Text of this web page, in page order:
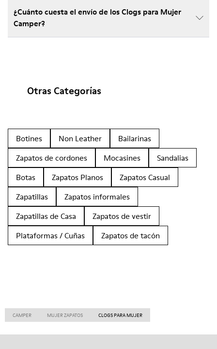
¿Cuánto cuesta el envío de los Clogs para Mujer
Camper?
Otras Categorías
Botines Non Leather
Bailarinas
Zapatos de cordones
Mocasines
Sandalias
Botas
Zapatos Planos
Zapatos Casual
Zapatillas
Zapatos informales
Zapatillas de Casa
Zapatos de vestir
Plataformas / Cuñas
Zapatos de tacón
CAMPER MUJER ZAPATOS CLOGS PARA MUJER